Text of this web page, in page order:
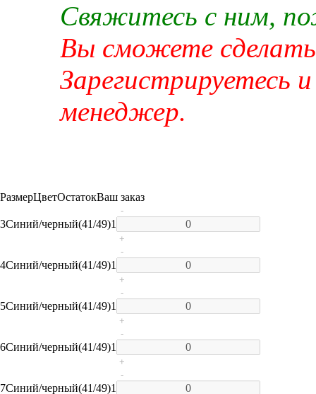
Свяжитесь с ним,
Вы сможете сделать
Зарегистрируетесь
менеджер.
РазмерЦветОстатокВаш заказ
3Синий/черный(41/49)1
-
+
4Синий/черный(41/49)1
-
+
5Синий/черный(41/49)1
-
+
6Синий/черный(41/49)1
-
+
7Синий/черный(41/49)1
-